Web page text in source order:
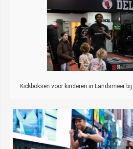
Kickboksen voor kinderen in Landsmeer